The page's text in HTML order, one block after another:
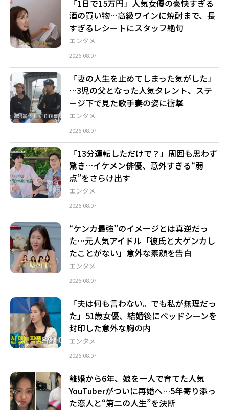
エンタメ
「1日で15万円」人気女優の豪快すぎる
酒の買い物…高級ワインに焼酎まで、長
すぎるレシートにスタッフ絶句
2026.08.07
エンタメ
「妻の人生を止めてしまった気がした」
…3児の父となった人気タレント、ステ
ージ下で見た歌手妻の姿に衝撃
2026.08.07
エンタメ
「13分運転しただけで？」周囲も思わず
驚き…イケメン俳優、意外すぎる“弱
点”をさらけ出す
2026.08.07
エンタメ
“ケンカ最強”のイメージとは真逆だっ
た…元人気アイドル「彼氏と大ゲンカし
たことがない」意外な素顔を告白
2026.08.07
エンタメ
「夫は何も言わない。でも私が無理だっ
た」51歳女優、結婚後にベッドシーンを
封印した意外な胸の内
2026.08.07
離婚から6年、娘を一人で育てた人気
YouTuberがついに再婚へ…5年寄り添っ
た恋人と“第二の人生”を決断